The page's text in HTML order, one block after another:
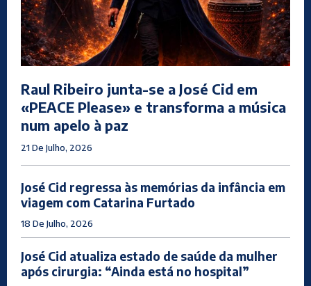
Raul Ribeiro junta-se a José Cid em
«PEACE Please» e transforma a música
num apelo à paz
21 De Julho, 2026
José Cid regressa às memórias da infância em
viagem com Catarina Furtado
18 De Julho, 2026
José Cid atualiza estado de saúde da mulher
após cirurgia: “Ainda está no hospital”